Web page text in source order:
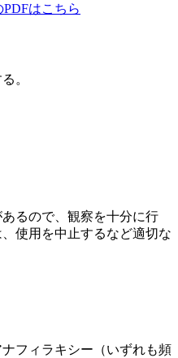
はこちら
。
るので、観察を十分に行
使用を中止するなど適切な
フィラキシー（いずれも頻